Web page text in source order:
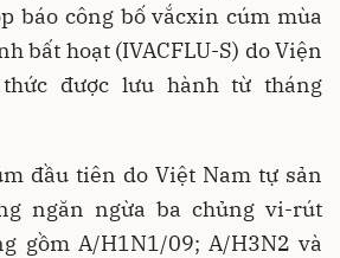
báo công bố vắcxin cúm mùa
bất hoạt (IVACFLU-S) do Viện
được lưu hành từ tháng
đầu tiên do Việt Nam tự sản
ngăn ngừa ba chủng vi-rút
gồm A/H1N1/09; A/H3N2 và